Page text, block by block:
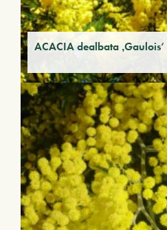
ACACIA dealbata ‚Gaulois‘